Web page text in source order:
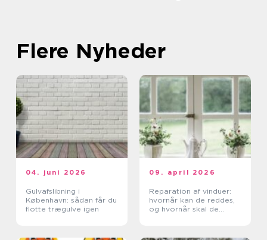
Flere Nyheder
04. juni 2026
Gulvafslibning i
København: sådan får du
flotte trægulve igen
09. april 2026
Reparation af vinduer:
hvornår kan de reddes,
og hvornår skal de